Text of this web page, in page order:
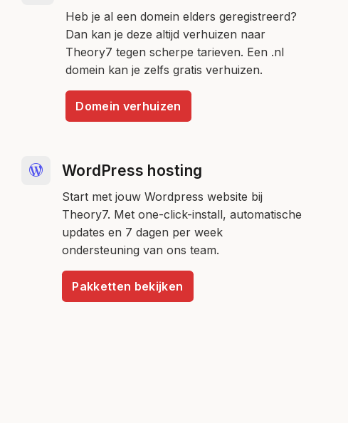
Heb je al een domein elders geregistreerd?
Dan kan je deze altijd verhuizen naar
Theory7 tegen scherpe tarieven. Een .nl
domein kan je zelfs gratis verhuizen.
Domein verhuizen
WordPress hosting
Start met jouw Wordpress website bij
Theory7. Met one-click-install, automatische
updates en 7 dagen per week
ondersteuning van ons team.
Pakketten bekijken